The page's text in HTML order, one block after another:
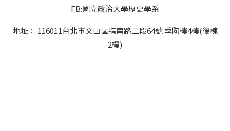
FB:國立政治大學歷史學系
地址： 116011台北市文山區指南路二段64號 季陶樓4樓(後棟
2樓)